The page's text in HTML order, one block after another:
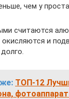
чем у
считаются
и
ТОП-12